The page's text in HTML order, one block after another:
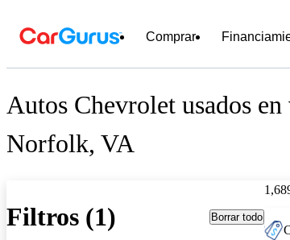
Comprar
Autos Chevrolet usados en
Norfolk, VA
Filtros (1) Borrar todo